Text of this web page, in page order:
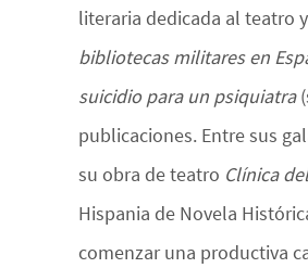
literaria dedicada al teatro
bibliotecas militares en
suicidio para un psiquiatra
publicaciones. Entre sus
su obra de teatro Clínica
Hispania de Novela
comenzar una productiva